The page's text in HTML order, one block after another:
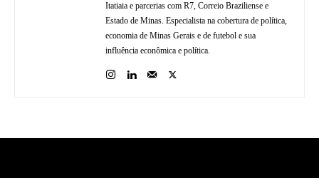
Itatiaia e parcerias com R7, Correio Braziliense e
Estado de Minas. Especialista na cobertura de política,
economia de Minas Gerais e de futebol e sua
influência econômica e política.